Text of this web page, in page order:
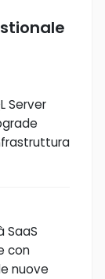
Server
SaaS
con
nuove